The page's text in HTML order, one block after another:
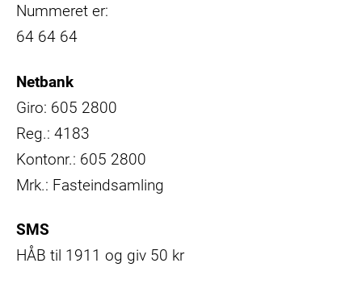
Nummeret er:
64 64 64
Netbank
Giro: 605 2800
Reg.: 4183
Kontonr.: 605 2800
Mrk.: Fasteindsamling
SMS
HÅB til 1911 og giv 50 kr